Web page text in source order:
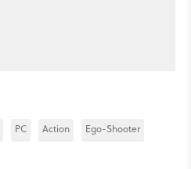
PC Action Ego-Shooter